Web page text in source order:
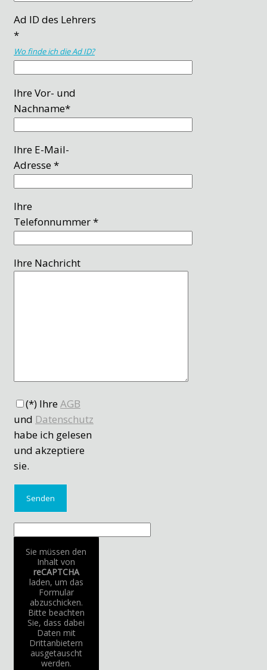
Ad ID des Lehrers
*
Wo finde ich die Ad ID?
Ihre Vor- und
Nachname*
Ihre E-Mail-
Adresse *
Ihre
Telefonnummer *
Ihre Nachricht
(*) IhreAGB
und Datenschutz
habe ich gelesen
und akzeptiere
sie.
Sie müssen den
Inhalt von
reCAPTCHA
laden, um das
Formular
abzuschicken.
Bitte beachten
Sie, dass dabei
Daten mit
Drittanbietern
ausgetauscht
werden.